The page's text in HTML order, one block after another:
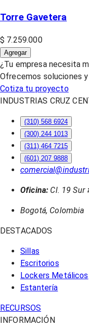
Torre Gavetera
$ 7.259.000
Agregar
¿Tu empresa necesita
Ofrecemos soluciones
Cotiza tu proyecto
INDUSTRIAS CRUZ
(310) 568 6924
(300) 244 1013
(311) 464 7215
(601) 207 9888
Oficina: Cl. 19 Sur
Bogotá, Colombia
DESTACADOS
Sillas
Escritorios
Lockers Metálicos
Estantería
RECURSOS
INFORMACIÓN